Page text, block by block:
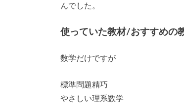
んでした。
使っていた教材/おすすめの
数学だけですが
標準問題精巧
やさしい理系数学